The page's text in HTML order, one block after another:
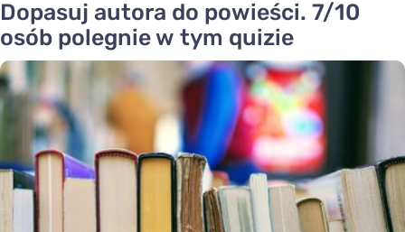
Dopasuj autora do powieści. 7/10
osób polegnie w tym quizie